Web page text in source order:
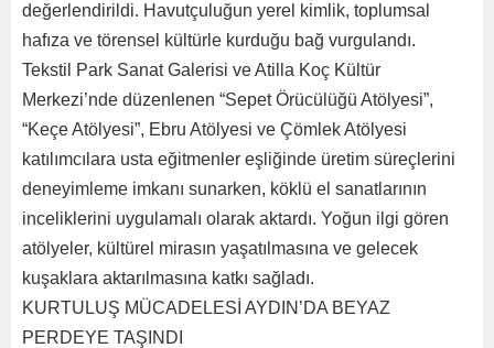
değerlendirildi. Havutçuluğun yerel kimlik, toplumsal
hafıza ve törensel kültürle kurduğu bağ vurgulandı.
Tekstil Park Sanat Galerisi ve Atilla Koç Kültür
Merkezi’nde düzenlenen “Sepet Örücülüğü Atölyesi”,
“Keçe Atölyesi”, Ebru Atölyesi ve Çömlek Atölyesi
katılımcılara usta eğitmenler eşliğinde üretim süreçlerini
deneyimleme imkanı sunarken, köklü el sanatlarının
inceliklerini uygulamalı olarak aktardı. Yoğun ilgi gören
atölyeler, kültürel mirasın yaşatılmasına ve gelecek
kuşaklara aktarılmasına katkı sağladı.
KURTULUŞ MÜCADELESİ AYDIN’DA BEYAZ
PERDEYE TAŞINDI